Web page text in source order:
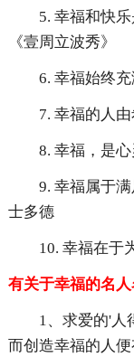
5. 幸福和快
《壹周立波秀》
6. 幸福始终
7. 幸福的人
8. 幸福，是
9. 幸福属于
士多德
10. 幸福在于
有关于幸福的名人
1、求爱的'人
而创造幸福的人